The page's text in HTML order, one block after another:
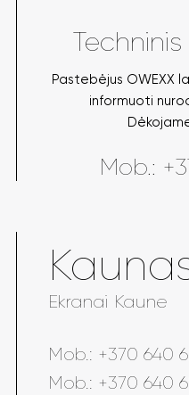
Pastebėjus OWEXX
informuoti
Mob.:
Ekranai Kaune
Mob.: +370 640
Mob.: +370 640